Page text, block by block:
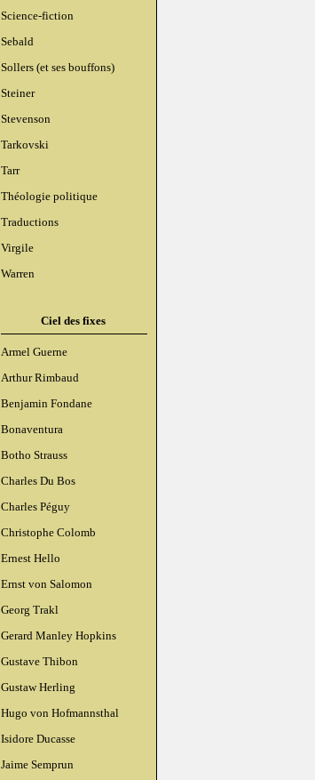
Science-fiction
Sebald
Sollers (et ses bouffons)
Steiner
Stevenson
Tarkovski
Tarr
Théologie politique
Traductions
Virgile
Warren
Ciel des fixes
Armel Guerne
Arthur Rimbaud
Benjamin Fondane
Bonaventura
Botho Strauss
Charles Du Bos
Charles Péguy
Christophe Colomb
Ernest Hello
Ernst von Salomon
Georg Trakl
Gerard Manley Hopkins
Gustave Thibon
Gustaw Herling
Hugo von Hofmannsthal
Isidore Ducasse
Jaime Semprun